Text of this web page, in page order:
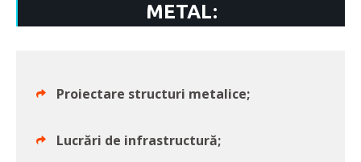
METAL:
Proiectare structuri metalice;
Lucrări de infrastructură;